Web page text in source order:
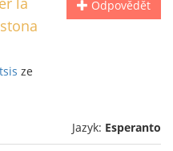
Odpovědět
ze
Jazyk: Esperanto